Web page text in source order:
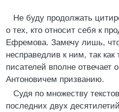
Не буду продолжать
о тех, кто относит себя к
Ефремова. Замечу лишь,
несправедлив к ним, так как
писателей вполне отвечает
Антоновичем призванию.
Судя по множеству
последних двух